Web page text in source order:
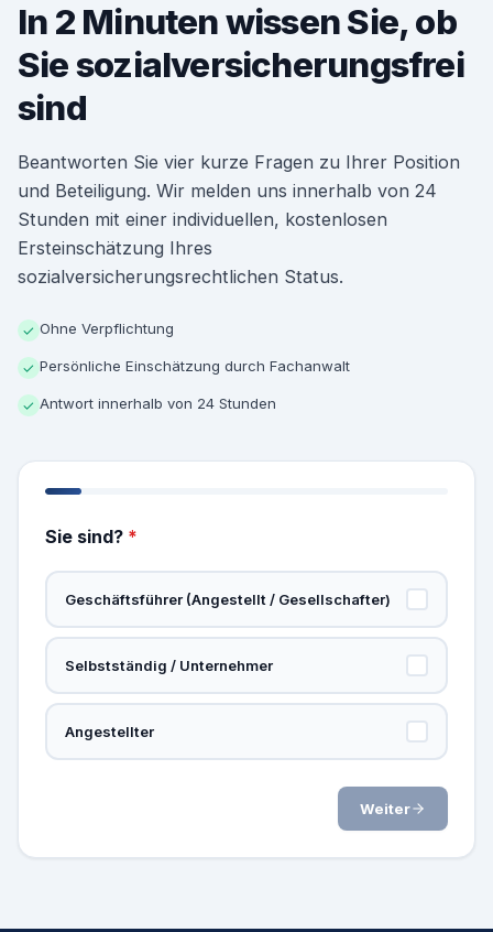
In 2 Minuten wissen Sie, ob
Sie sozialversicherungsfrei
sind
Beantworten Sie vier kurze Fragen zu Ihrer Position
und Beteiligung. Wir melden uns innerhalb von 24
Stunden mit einer individuellen, kostenlosen
Ersteinschätzung Ihres
sozialversicherungsrechtlichen Status.
✓ Ohne Verpflichtung
✓ Persönliche Einschätzung durch Fachanwalt
✓ Antwort innerhalb von 24 Stunden
Sie sind? *
Geschäftsführer (Angestellt / Gesellschafter)
Selbstständig / Unternehmer
Angestellter
Weiter